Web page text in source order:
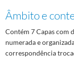
Âmbito e
Contém 7 Capas com
numerada e
correspondência